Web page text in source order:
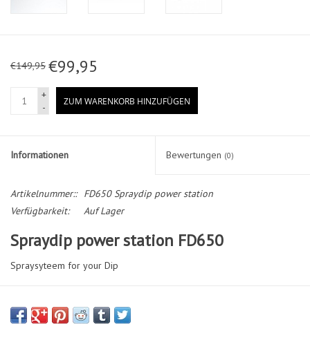
€149,95 €99,95
+
-
ZUM WARENKORB HINZUFÜGEN
Informationen Bewertungen (0)
Artikelnummer::
FD650 Spraydip power station
Verfügbarkeit:
Auf Lager
Spraydip power station FD650
Spraysyteem for your Dip